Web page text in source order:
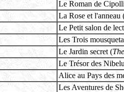
Le Roman de
La Rose et l'anneau
Le Petit salon de
Les Trois
Le Jardin secret (
Le Trésor des
Alice au Pays des
Les Aventures de